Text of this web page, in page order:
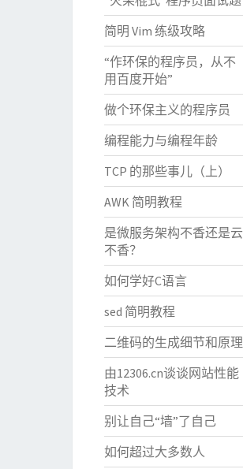
简明 Vim 练级攻略
“作环保的程序员，从不
用百度开始”
做个环保主义的程序员
编程能力与编程年龄
TCP 的那些事儿（上）
AWK 简明教程
是微服务架构不香还是云
不香？
如何学好C语言
sed 简明教程
二维码的生成细节和原理
由12306.cn谈谈网站性能
技术
别让自己“墙”了自己
如何超过大多数人